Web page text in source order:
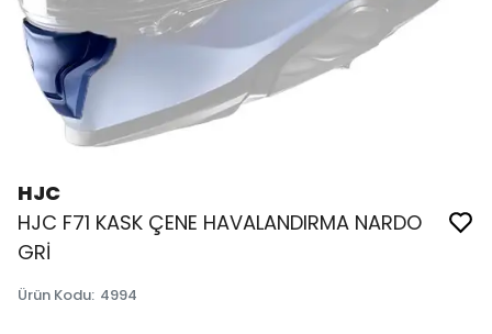
HJC
HJC F71 KASK ÇENE HAVALANDIRMA NARDO
GRİ
Ürün Kodu: 4994